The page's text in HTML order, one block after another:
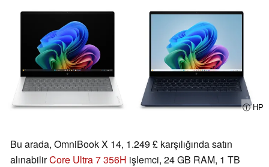
ⓘ HP
Bu arada, OmniBook X 14, 1.249 £ karşılığında satın
alınabilirCore Ultra 7 356H işlemci, 24 GB RAM, 1 TB